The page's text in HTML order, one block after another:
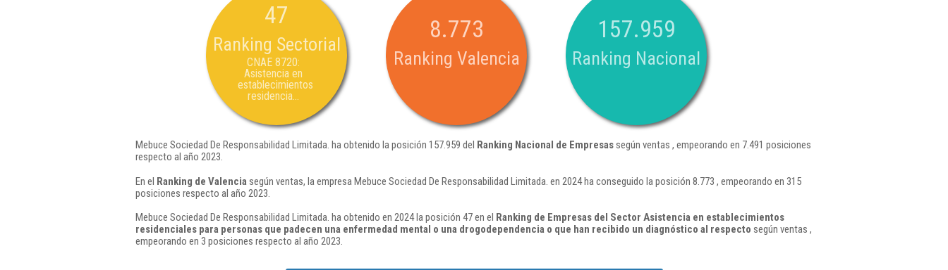
47
Ranking Sectorial
CNAE 8720:
Asistencia en
establecimientos
residencia...
8.773
Ranking Valencia
157.959
Ranking Nacional
Mebuce Sociedad De Responsabilidad Limitada. ha obtenido la posición 157.959 del Ranking Nacional de Empresassegún ventas , empeorando en 7.491 posiciones
respecto al año 2023.
En el Ranking de Valencia según ventas, la empresa Mebuce Sociedad De Responsabilidad Limitada. en 2024 ha conseguido la posición 8.773 , empeorando en 315
posiciones respecto al año 2023.
Mebuce Sociedad De Responsabilidad Limitada. ha obtenido en 2024 la posición 47 en el Ranking de Empresas del Sector Asistencia en establecimientos
residenciales para personas que padecen una enfermedad mental o una drogodependencia o que han recibido un diagnóstico al respecto según ventas ,
empeorando en 3 posiciones respecto al año 2023.